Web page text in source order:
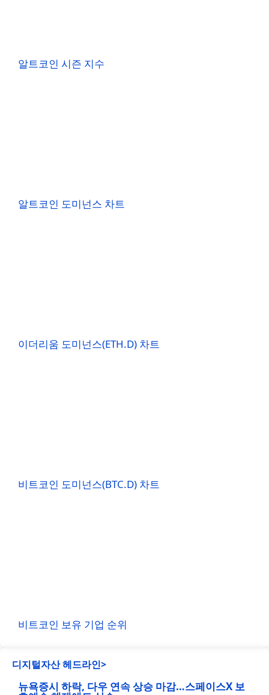
알트코인 시즌 지수
알트코인 도미넌스 차트
이더리움 도미넌스(ETH.D) 차트
비트코인 도미넌스(BTC.D) 차트
비트코인 보유 기업 순위
디지털자산 헤드라인>
뉴욕증시 하락, 다우 연속 상승 마감…스페이스X 보